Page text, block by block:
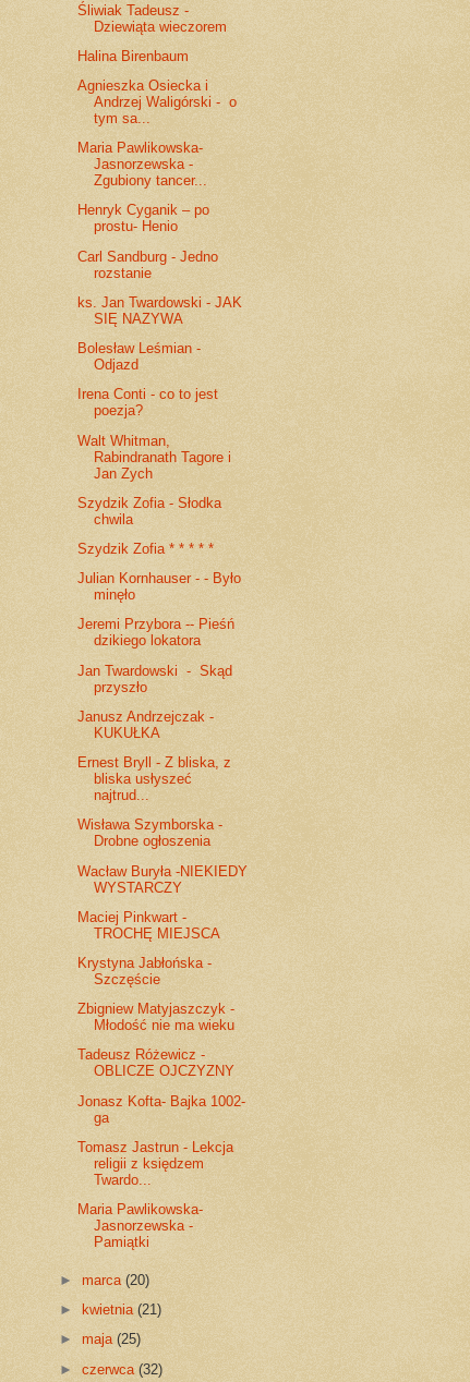
Śliwiak Tadeusz -
Dziewiąta wieczorem
Halina Birenbaum
Agnieszka Osiecka i
Andrzej Waligórski - o
tym sa...
Maria Pawlikowska-
Jasnorzewska -
Zgubiony tancer...
Henryk Cyganik – po
prostu- Henio
Carl Sandburg - Jedno
rozstanie
ks. Jan Twardowski - JAK
SIĘ NAZYWA
Bolesław Leśmian -
Odjazd
Irena Conti - co to jest
poezja?
Walt Whitman,
Rabindranath Tagore i
Jan Zych
Szydzik Zofia - Słodka
chwila
Szydzik Zofia * * * * *
Julian Kornhauser - - Było
minęło
Jeremi Przybora -- Pieśń
dzikiego lokatora
Jan Twardowski - Skąd
przyszło
Janusz Andrzejczak -
KUKUŁKA
Ernest Bryll - Z bliska, z
bliska usłyszeć
najtrud...
Wisława Szymborska -
Drobne ogłoszenia
Wacław Buryła -NIEKIEDY
WYSTARCZY
Maciej Pinkwart -
TROCHĘ MIEJSCA
Krystyna Jabłońska -
Szczęście
Zbigniew Matyjaszczyk -
Młodość nie ma wieku
Tadeusz Różewicz -
OBLICZE OJCZYZNY
Jonasz Kofta- Bajka 1002-
ga
Tomasz Jastrun - Lekcja
religii z księdzem
Twardo...
Maria Pawlikowska-
Jasnorzewska -
Pamiątki
►marca(20)
►
kwietnia(21)
►maja(25)
►czerwca(32)